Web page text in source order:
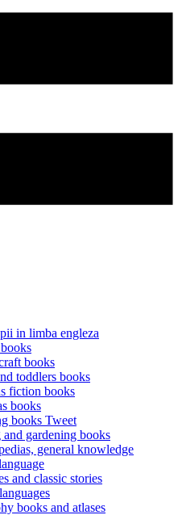
in limba engleza
books
toddlers books
fiction books
books
books Tweet
gardening books
general knowledge
and classic stories
books and atlases